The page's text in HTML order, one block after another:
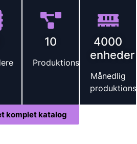
10
Produktionslinie
4000
enheder
Månedlig
komplet katalog